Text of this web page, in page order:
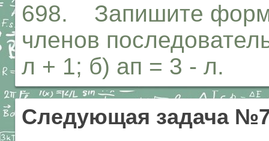
698. Запишите
членов
л + 1; б) ап = 3 - л.
Следующая задача